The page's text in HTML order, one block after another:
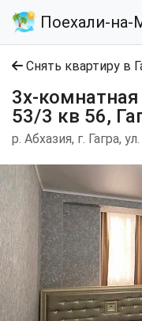
Поехали-на-
Снять квартиру в
3х-комнатная
53/3 кв 56,
р. Абхазия, г. Гагра,